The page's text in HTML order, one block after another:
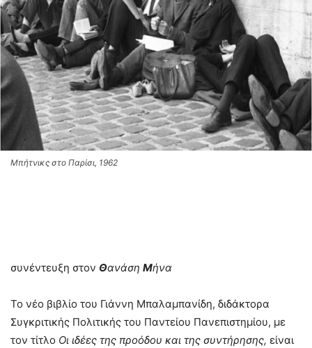
Μπήτνικς στο Παρίσι, 1962
συνέντευξη στον Θανάση Μήνα
Το νέο βιβλίο του Γιάννη Μπαλαμπανίδη, διδάκτορα
Συγκριτικής Πολιτικής του Παντείου Πανεπιστημίου, με
τον τίτλο Οι ιδέες της προόδου και της συντήρησης, είναι